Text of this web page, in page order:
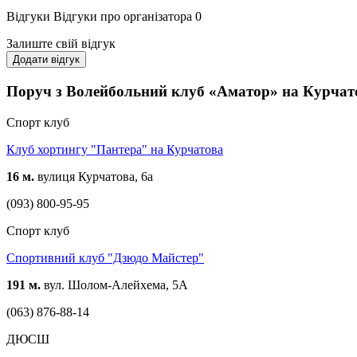
Відгуки Відгуки про організатора 0
Залиште свій відгук
Додати відгук
Поруч з Волейбольний клуб «Аматор» на
Спорт клуб
Клуб хортингу "Пантера" на Курчатова
16 м. вулиця Курчатова, 6а
(093) 800-95-95
Спорт клуб
Спортивний клуб "Дзюдо Майстер"
191 м. вул. Шолом-Алейхема, 5А
(063) 876-88-14
ДЮСШ